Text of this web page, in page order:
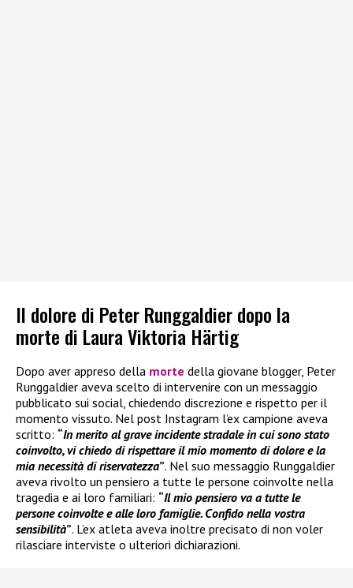
Il dolore di Peter Runggaldier dopo la
morte di Laura Viktoria Härtig
Dopo aver appreso della morte della giovane blogger, Peter
Runggaldier aveva scelto di intervenire con un messaggio
pubblicato sui social, chiedendo discrezione e rispetto per il
momento vissuto. Nel post Instagram l’ex campione aveva
scritto: “In merito al grave incidente stradale in cui sono stato
coinvolto, vi chiedo di rispettare il mio momento di dolore e la
mia necessità di riservatezza”. Nel suo messaggio Runggaldier
aveva rivolto un pensiero a tutte le persone coinvolte nella
tragedia e ai loro familiari: “Il mio pensiero va a tutte le
persone coinvolte e alle loro famiglie. Confido nella vostra
sensibilità”. L’ex atleta aveva inoltre precisato di non voler
rilasciare interviste o ulteriori dichiarazioni.